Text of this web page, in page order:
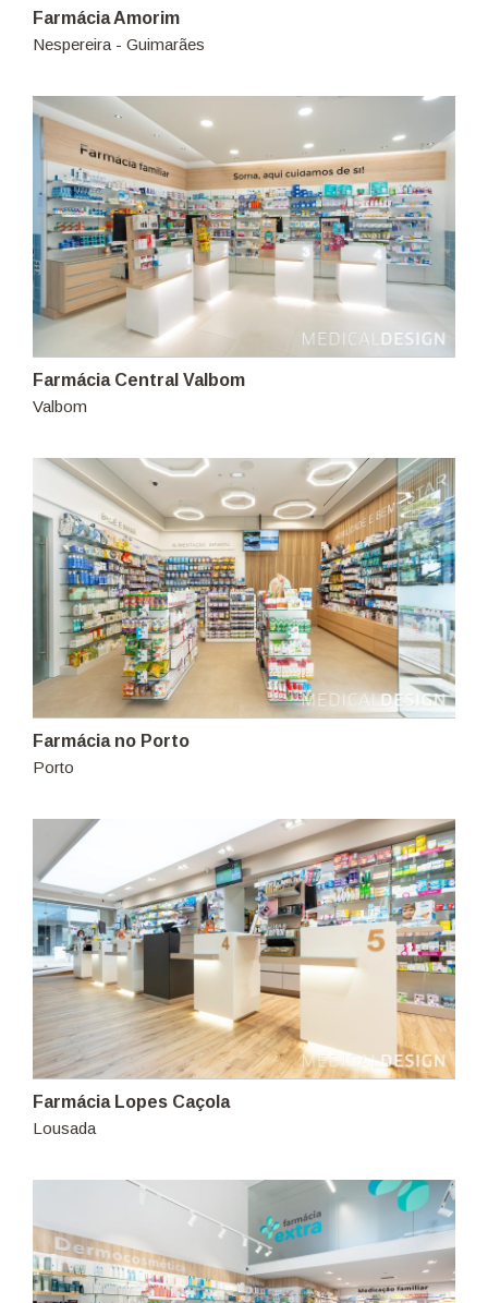
Farmácia Amorim
Nespereira - Guimarães
Farmácia Central Valbom
Valbom
Farmácia no Porto
Porto
Farmácia Lopes Caçola
Lousada